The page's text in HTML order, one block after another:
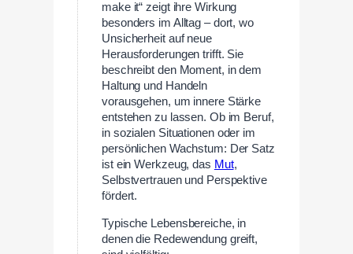
make it“ zeigt ihre Wirkung
besonders im Alltag – dort, wo
Unsicherheit auf neue
Herausforderungen trifft. Sie
beschreibt den Moment, in dem
Haltung und Handeln
vorausgehen, um innere Stärke
entstehen zu lassen. Ob im Beruf,
in sozialen Situationen oder im
persönlichen Wachstum: Der Satz
ist ein Werkzeug, das Mut,
Selbstvertrauen und Perspektive
fördert.
Typische Lebensbereiche, in
denen die Redewendung greift,